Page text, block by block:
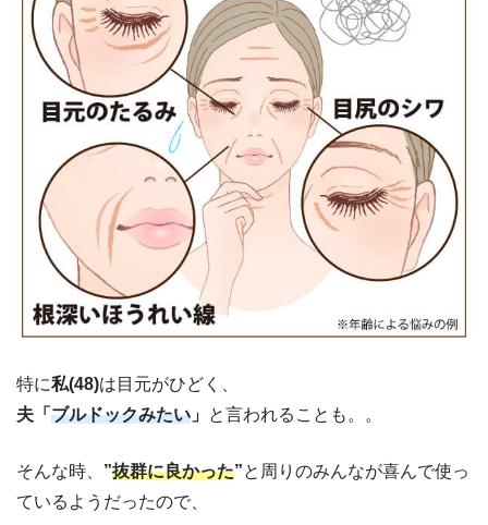
特に私(48)は目元がひどく、
夫「 ブルドックみたい 」 と言われることも。。
そんな時、 ”抜群に良かった”と周りのみんなが喜んで使っ
ているようだったので、